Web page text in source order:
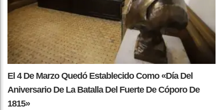
El 4 De Marzo Quedó Establecido Como «Día Del
Aniversario De La Batalla Del Fuerte De Cóporo De
1815»